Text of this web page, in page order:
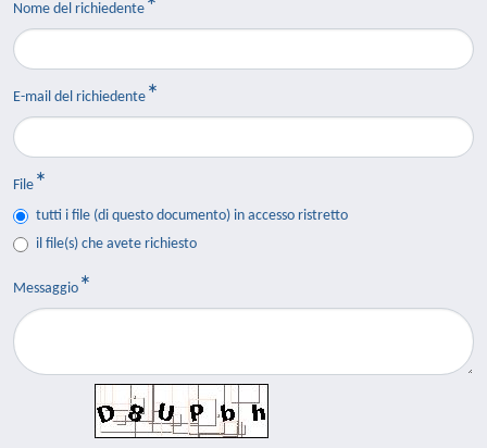
Nome del richiedente
E-mail del richiedente
File
tutti i file (di questo documento) in accesso ristretto
il file(s) che avete richiesto
Messaggio